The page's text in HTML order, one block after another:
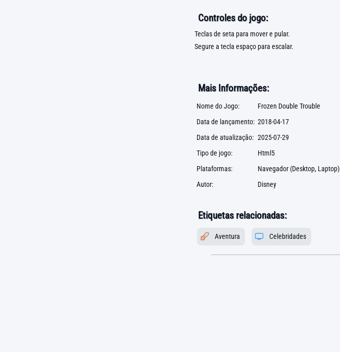
Controles do jogo:
Teclas de seta para mover e pular.
Segure a tecla espaço para escalar.
Mais Informações:
Nome do Jogo:
Frozen Double Trouble
Data de lançamento: 2018-04-17
Data de atualização: 2025-07-29
Tipo de jogo:
Html5
Plataformas:
Navegador (Desktop, Laptop)
Autor:
Disney
Etiquetas relacionadas:
Aventura Celebridades